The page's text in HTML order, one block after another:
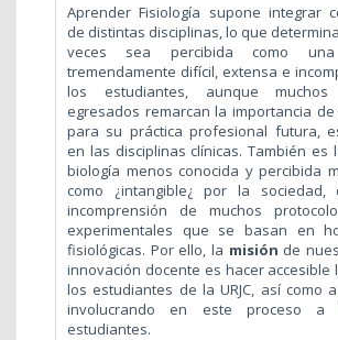
Aprender Fisiología supone integrar
de distintas disciplinas, lo que
veces sea percibida como una
tremendamente difícil, extensa e
los estudiantes, aunque muchos
egresados remarcan la importancia
para su práctica profesional futura,
en las disciplinas clínicas. También es
biología menos conocida y percibida
como ¿intangible¿ por la sociedad,
incomprensión de muchos
experimentales que se basan en
fisiológicas. Por ello, la misión de
innovación docente es hacer accesible
los estudiantes de la URJC, así como
involucrando en este proceso a
estudiantes.